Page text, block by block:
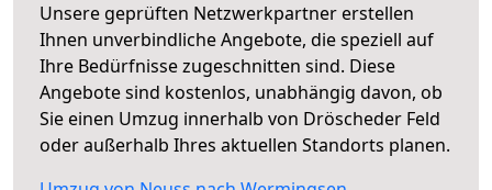
Unsere geprüften Netzwerkpartner erstellen
Ihnen unverbindliche Angebote, die speziell auf
Ihre Bedürfnisse zugeschnitten sind. Diese
Angebote sind kostenlos, unabhängig davon, ob
Sie einen Umzug innerhalb von Dröscheder Feld
oder außerhalb Ihres aktuellen Standorts planen.